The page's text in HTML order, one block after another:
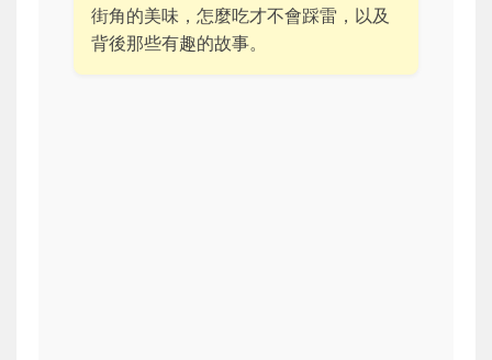
街角的美味，怎麼吃才不會踩雷，以及
背後那些有趣的故事。